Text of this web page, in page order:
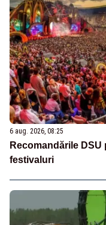
6 aug. 2026, 08:25
Recomandările
festivaluri